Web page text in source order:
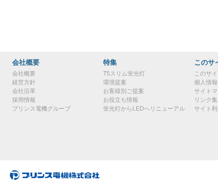
会社概要
会社概要
経営方針
会社沿革
採用情報
プリンス電機グループ
特集
T5スリム蛍光灯
環境提案
お客様別ご提案
お役立ち情報
蛍光灯からLEDへリニューアル
このサ
このサ
個人情
サイト
リンク集
サイト